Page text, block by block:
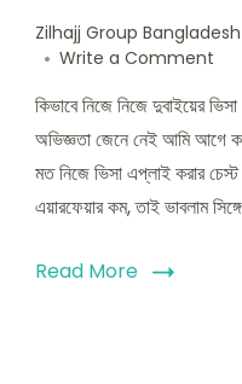
Zilhajj Group Bangladesh
Write a Comment
নিজে
নিজে
ভিসা
কিভাবে নিজে নিজে দুবাইয়ের
অভিজ্ঞতা জেনে নেই আমি আগে
মত নিজে ভিসা এপ্লাই করার
এয়ারফেয়ার কম, তাই ভাবলাম
Read More